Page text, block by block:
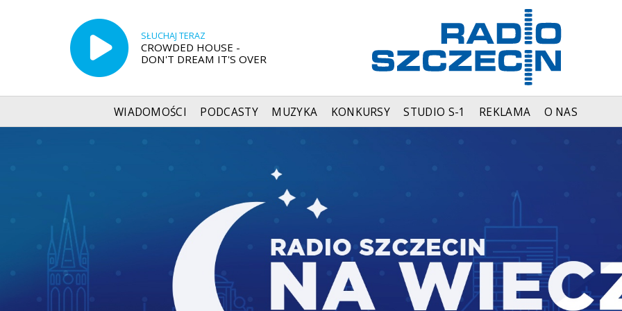
SŁUCHAJ TERAZ
CROWDED HOUSE -
DON'T DREAM IT'S OVER
WIADOMOŚCI PODCASTY MUZYKA KONKURSY STUDIO S-1 REKLAMA O NAS